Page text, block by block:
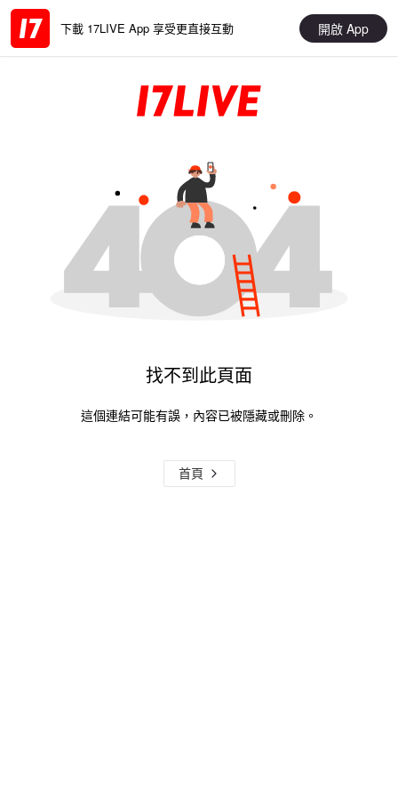
下載 17LIVE App 享受更直接互動 開啟 App
找不到此頁面
這個連結可能有誤，內容已被隱藏或刪除。
首頁